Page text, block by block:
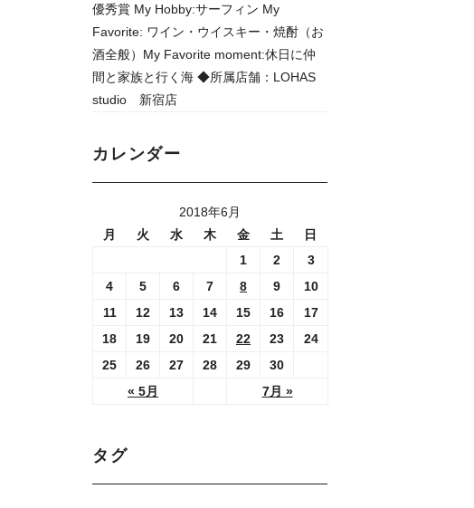
優秀賞 My Hobby:サーフィン My
Favorite: ワイン・ウイスキー・焼酎（お
酒全般）My Favorite moment:休日に仲
間と家族と行く海 ◆所属店舗：LOHAS
studio 新宿店
カレンダー
2018年6月
月
火 水 木 金 土 日
« 5月 7月 »
1 2
3
4
5 6 7 8 9
10
11
12 13 14 15 16
17
18
19 20 21 22 23
24
25
26 27 28 29 30
タグ